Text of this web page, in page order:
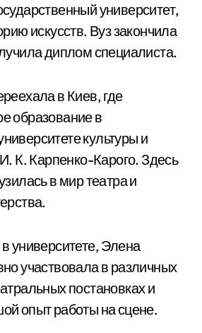
университет,
искусств. Вуз закончила
диплом специалиста.
в Киев, где
образование в
культуры и
К. Карпенко-Карого. Здесь
в мир театра и
университете, Элена
участвовала в различных
постановках и
опыт работы на сцене.